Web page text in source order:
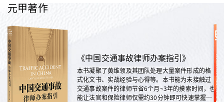
元甲著作
《中国交通事故律师办案指引》
本书凝聚了黄维领及其团队处理大量案件形成的格
式化文书、实战经验与心得等。本书能为未接触过
交通事故案件的律师节省6个月~3年的摸索时间，也
能让法官和保险律师仅需约30分钟即可快速掌握案